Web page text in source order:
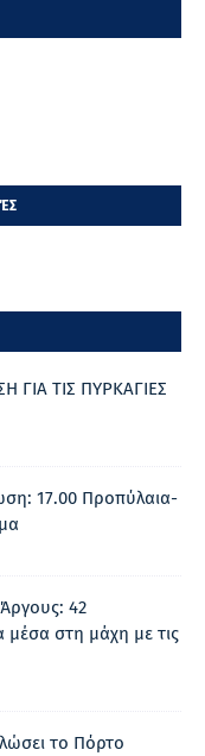
ΓΙΑ ΤΙΣ ΠΥΡΚΑΓΙΕΣ
17.00 Προπύλαια-
42
μέσα στη μάχη με τις
το Πόρτο